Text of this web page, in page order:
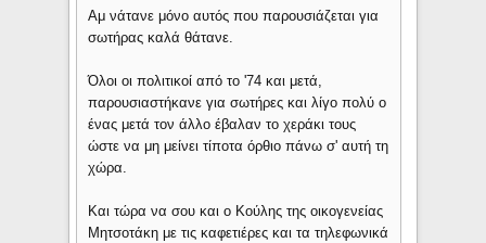
Αμ νάτανε μόνο αυτός που παρουσιάζεται για
σωτήρας καλά θάτανε.
Όλοι οι πολιτικοί από το '74 και μετά,
παρουσιαστήκανε για σωτήρες και λίγο πολύ ο
ένας μετά τον άλλο έβαλαν το χεράκι τους
ώστε να μη μείνει τίποτα όρθιο πάνω σ' αυτή τη
χώρα.
Και τώρα να σου και ο Κούλης της οικογενείας
Μητσοτάκη με τις καφετιέρες και τα τηλεφωνικά